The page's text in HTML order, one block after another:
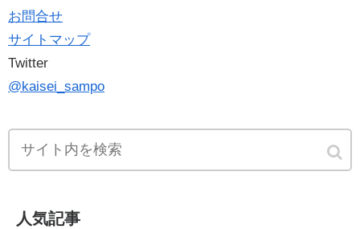
お問合せ
サイトマップ
Twitter
@kaisei_sampo
人気記事